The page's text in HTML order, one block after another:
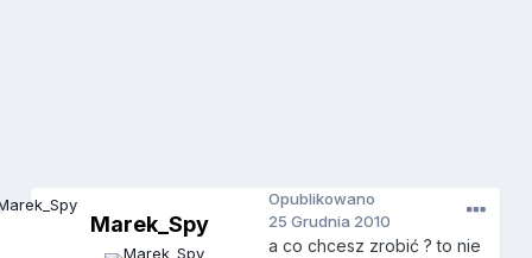
Marek_Spy
Opublikowano
25 Grudnia 2010
a co chcesz zrobić ? to nie